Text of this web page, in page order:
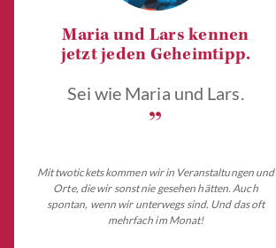
Maria und Lars kennen
jetzt jeden Geheimtipp.
Sei wie Maria und Lars.
„
Mit twotickets kommen wir in Veranstaltungen und
Orte, die wir sonst nie gesehen hätten. Auch
spontan, wenn wir unterwegs sind. Und das oft
mehrfach im Monat!